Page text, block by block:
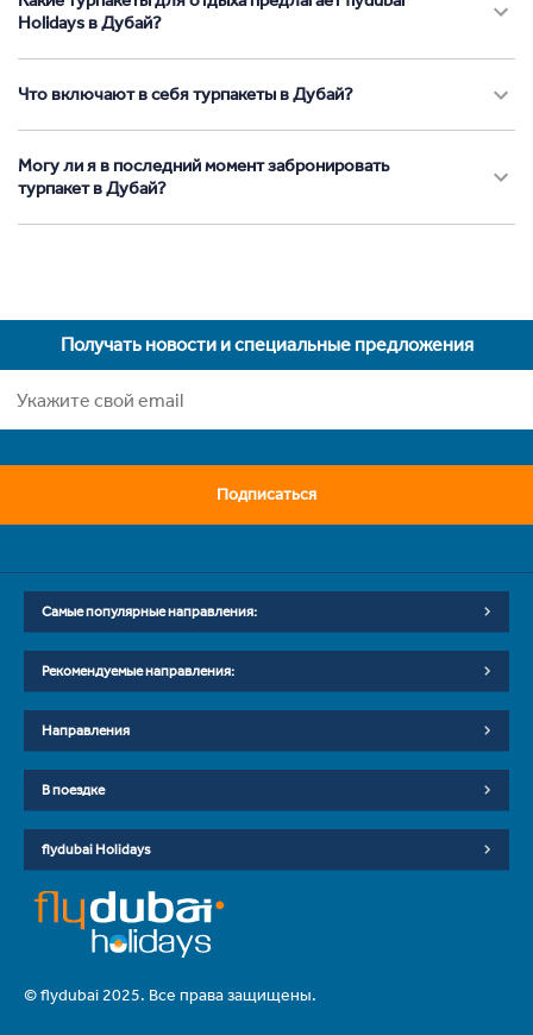
Holidays в Дубай?
Что включают в себя турпакеты в Дубай?
Могу ли я в последний момент забронировать
турпакет в Дубай?
Получать новости и специальные предложения
Подписаться
Самые популярные направления:
Рекомендуемые направления:
Направления
В поездке
flydubai Holidays
© flydubai 2025. Все права защищены.